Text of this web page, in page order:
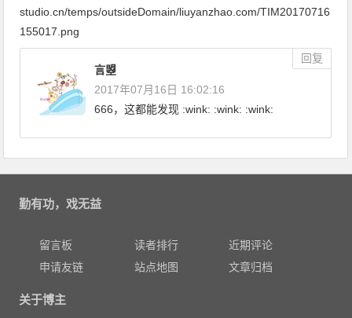
studio.cn/temps/outsideDomain/liuyanzhao.com/TIM20170716
155017.png
言曌
回复
2017年07月16日 16:02:16
666，这都能发现 :wink: :wink: :wink:
勤有功，戏无益
留言板 读者排行
近期评论
申请友链
站点地图 文章归档
关于博主